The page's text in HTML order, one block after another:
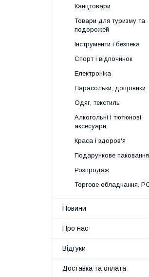
Канцтовари
Товари для туризму та
подорожей
Інструменти і безпека
Спорт і відпочинок
Електроніка
Парасольки, дощовики
Одяг, текстиль
Алкогольні і тютюнові
аксесуари
Краса і здоров'я
Подарункове паковання
Розпродаж
Торгове обладнання,
Новини
Про нас
Відгуки
Доставка та оплата